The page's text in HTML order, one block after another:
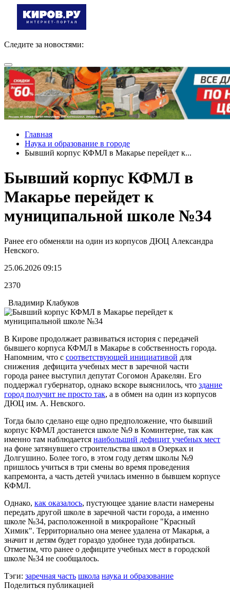
Следите за новостями:
Главная
Наука и образование в городе
Бывший корпус КФМЛ в Макарье перейдет к...
Бывший корпус КФМЛ в
Макарье перейдет к
муниципальной школе №34
Ранее его обменяли на один из корпусов ДЮЦ Александра
Невского.
25.06.2026 09:15
2370
Владимир Клабуков
В Кирове продолжает развиваться история с передачей
бывшего корпуса КФМЛ в Макарье в собственность города.
Напомним, что с соответствующей инициативой для
снижения дефицита учебных мест в заречной части
города ранее выступил депутат Согомон Аракелян. Его
поддержал губернатор, однако вскоре выяснилось, что здание
город получит не просто так, а в обмен на один из корпусов
ДЮЦ им. А. Невского.
Тогда было сделано еще одно предположение, что бывший
корпус КФМЛ достанется школе №9 в Коминтерне, так как
именно там наблюдается наибольший дефицит учебных мест
на фоне затянувшего строительства школ в Озерках и
Долгушино. Более того, в этом году детям школы №9
пришлось учиться в три смены во время проведения
капремонта, а часть детей училась именно в бывшем корпусе
КФМЛ.
Однако, как оказалось, пустующее здание власти намерены
передать другой школе в заречной части города, а именно
школе №34, расположенной в микрорайоне "Красный
Химик". Территориально она менее удалена от Макарья, а
значит и детям будет гораздо удобнее туда добираться.
Отметим, что ранее о дефиците учебных мест в городской
школе №34 не сообщалось.
Тэги: заречная часть школа наука и образование
Поделиться публикацией